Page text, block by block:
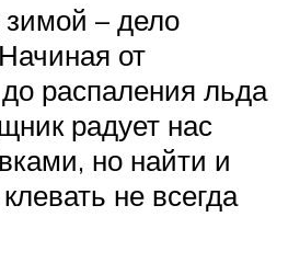
зимой – дело
от
распаления льда
радует нас
но найти и
не всегда